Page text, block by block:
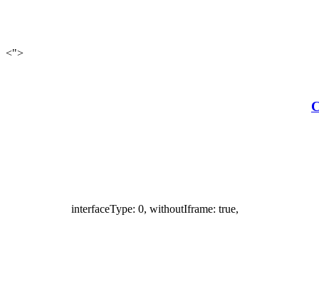
<">
interfaceType: 0, withoutIframe: true,